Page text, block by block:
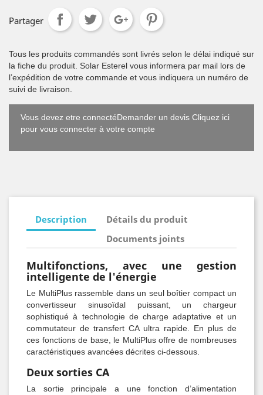
Partager
Tous les produits commandés sont livrés selon le délai indiqué sur
la fiche du produit. Solar Esterel vous informera par mail lors de
l’expédition de votre commande et vous indiquera un numéro de
suivi de livraison.
Vous devez etre connectéDemander un devis Cliquez ici
pour vous connecter à votre compte
Description
Détails du produit
Documents joints
Multifonctions, avec une gestion
intelligente de l'énergie
Le MultiPlus rassemble dans un seul boîtier compact un
convertisseur sinusoïdal puissant, un chargeur
sophistiqué à technologie de charge adaptative et un
commutateur de transfert CA ultra rapide. En plus de
ces fonctions de base, le MultiPlus offre de nombreuses
caractéristiques avancées décrites ci-dessous.
Deux sorties CA
La sortie principale a une fonction d’alimentation